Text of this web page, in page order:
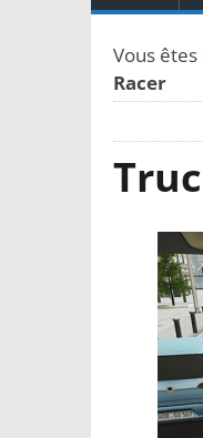
Vous êtes
Racer